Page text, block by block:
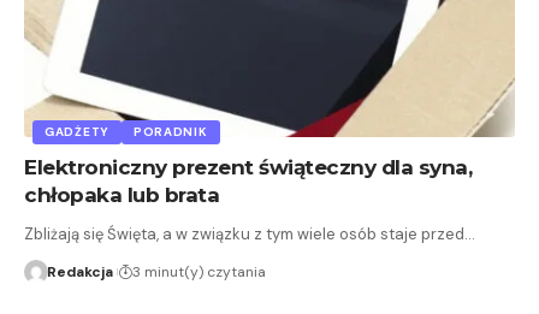
GADŻETY PORADNIK
Elektroniczny prezent świąteczny dla syna,
chłopaka lub brata
Zbliżają się Święta, a w związku z tym wiele osób staje przed…
Redakcja 3 minut(y) czytania